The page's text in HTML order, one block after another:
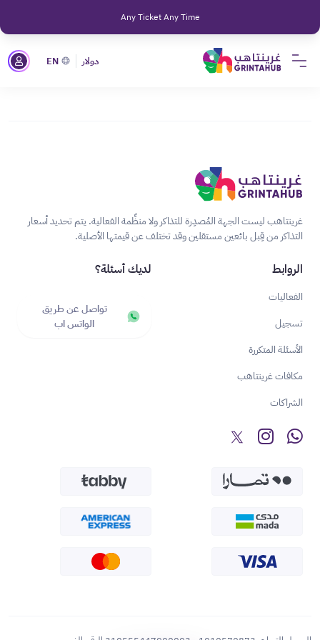
Any Ticket Any Time
دولار EN
غرينتاهب ليست الجهة المُصدِرة للتذاكر ولا منظِّمة الفعالية. يتم تحديد أسعار
التذاكر من قِبل بائعين مستقلين وقد تختلف عن قيمتها الأصلية.
الروابط
الفعاليات
تسجيل
الأسئلة المتكررة
مكافات غرينتاهب
الشراكات
لديك أسئلة؟
تواصل عن طريق
الواتس اب